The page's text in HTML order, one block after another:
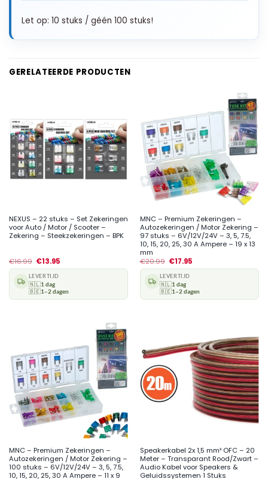
Let op: 10 stuks / géén 100 stuks!
GERELATEERDE PRODUCTEN
NEXUS – 22 stuks – Set Zekeringen
voor Auto / Motor / Scooter –
Zekering – Steekzekeringen – BPK
€16.99 €13.95
LEVERTIJD
🇳🇱1 dag
🇧🇪1–2 dagen
MNC – Premium Zekeringen –
Autozekeringen / Motor Zekering –
97 stuks – 6V/12V/24V – 3, 5, 7.5,
10, 15, 20, 25, 30 A Ampere – 19 x 13
mm
€20.99 €17.95
LEVERTIJD
🇳🇱1 dag
🇧🇪1–2 dagen
MNC – Premium Zekeringen –
Autozekeringen / Motor Zekering –
100 stuks – 6V/12V/24V – 3, 5, 7.5,
10, 15, 20, 25, 30 A Ampere – 11 x 9
Speakerkabel 2x 1,5 mm² OFC – 20
Meter – Transparant Rood/Zwart –
Audio Kabel voor Speakers &
Geluidssystemen 1 Stuks